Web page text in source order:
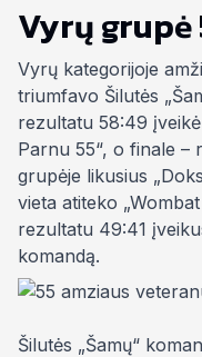
Vyrų grupė
Vyrų kategorijoje
triumfavo Šilutės
rezultatu 58:49
Parnu 55“, o finale –
grupėje likusius
vieta atiteko
rezultatu 49:41
komandą.
Šilutės „Šamų“